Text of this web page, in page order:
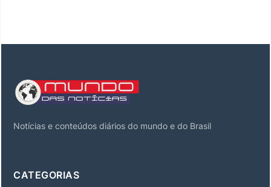
Notícias e conteúdos diários do mundo e do Brasil
CATEGORIAS